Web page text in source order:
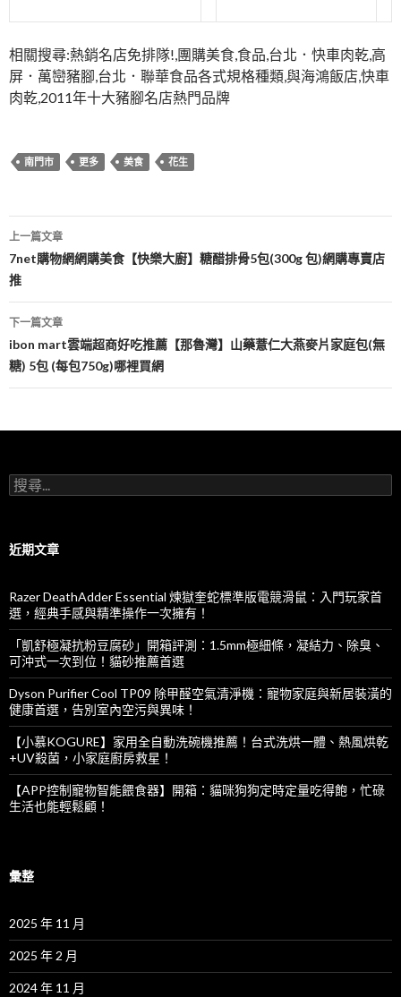
相關搜尋:熱銷名店免排隊!,團購美食,食品,台北．快車肉乾,高
屏．萬巒豬腳,台北．聯華食品各式規格種類,與海鴻飯店,快車
肉乾,2011年十大豬腳名店熱門品牌
南門市 更多 美食 花生
文
章
導
覽
上一篇文章
7net購物網網購美食【快樂大廚】糖醋排骨5包(300g 包)網購專賣店
推
下一篇文章
ibon mart雲端超商好吃推薦【那魯灣】山藥薏仁大燕麥片家庭包(無
糖) 5包 (每包750g)哪裡買網
搜
尋
字:
近期文章
Razer DeathAdder Essential 煉獄奎蛇標準版電競滑鼠：入門玩家首
選，經典手感與精準操作一次擁有！
「凱舒極凝抗粉豆腐砂」開箱評測：1.5mm極細條，凝結力、除臭、
可沖式一次到位！貓砂推薦首選
Dyson Purifier Cool TP09 除甲醛空氣清淨機：寵物家庭與新居裝潢的
健康首選，告別室內空污與異味！
【小慕KOGURE】家用全自動洗碗機推薦！台式洗烘一體、熱風烘乾
+UV殺菌，小家庭廚房救星！
【APP控制寵物智能餵食器】開箱：貓咪狗狗定時定量吃得飽，忙碌
生活也能輕鬆顧！
彙整
2025 年 11 月
2025 年 2 月
2024 年 11 月